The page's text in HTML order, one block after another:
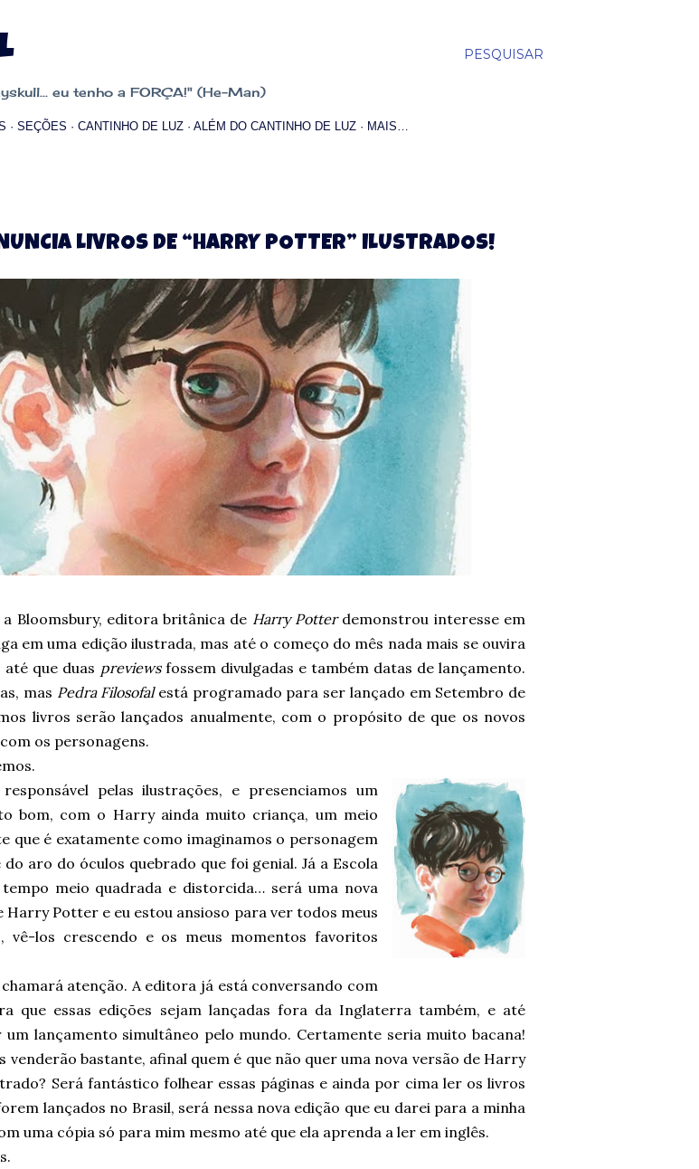
PESQUISAR
eu tenho a FORÇA!" (He-Man)
SEÇÕES CANTINHO DE LUZ ALÉM DO CANTINHO DE LUZ MAIS…
LIVROS DE “HARRY POTTER” ILUSTRADOS!
Bloomsbury, editora britânica de Harry Potterdemonstrou interesse em
em uma edição ilustrada, mas até o começo do mês nada mais se ouvira
que duas previewsfossem divulgadas e também datas de lançamento.
mas Pedra Filosofalestá programado para ser lançado em Setembro de
livros serão lançados anualmente, com o propósito de que os novos
os personagens.
pelas ilustrações, e presenciamos um
bom, com o Harry ainda muito criança, um meio
que é exatamente como imaginamos o personagem
aro do óculos quebrado que foi genial. Já a Escola
meio quadrada e distorcida… será uma nova
Harry Potter e eu estou ansioso para ver todos meus
vê-los crescendo e os meus momentos favoritos
atenção. A editora já está conversando com
que essas edições sejam lançadas fora da Inglaterra também, e até
um lançamento simultâneo pelo mundo. Certamente seria muito bacana!
venderão bastante, afinal quem é que não quer uma nova versão de Harry
Será fantástico folhear essas páginas e ainda por cima ler os livros
lançados no Brasil, será nessa nova edição que eu darei para a minha
uma cópia só para mim mesmo até que ela aprenda a ler em inglês.